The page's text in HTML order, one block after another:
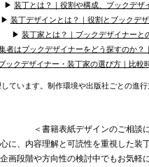
▶︎ 装丁とは？｜役割や構成、ブックデザ
▶︎ 装丁デザインとは？｜役割とブックデ
▶︎ 装丁家とは？｜ブックデザイナーと
者はブックデザイナーをどう探すのか？
ックデザイナー・装丁家の選び方｜比較
ています。制作環境や出版社ごとの進
＜書籍表紙デザインのご相談
に、内容理解と可読性を重視した装
企画段階や方向性の検討中でもお気軽